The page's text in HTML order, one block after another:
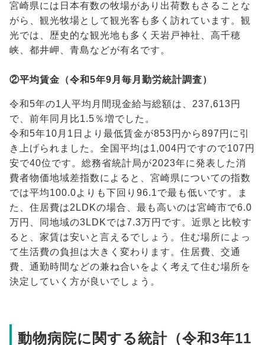
宮崎県には日本有数の牧場があり出荷数もさることな
がら、観光牧場として観光客も多く訪れています。観
光では、歴史的な観光地も多く天岩戸神社、高千穂
峡、都井岬、青島などが有名です。
②平均賃金（令和5年9月毎月勤労統計調査）
令和5年の1人平均月間現金給与総額は、237,613円
で、前年同月比1.5％増でした。
令和5年10月1日より最低賃金が853円から897円に引
き上げられました。全国平均は1,004円ですので107円
安で40位です。総務省統計局が2023年に発表した消
費者物価地域差指数によると、宮崎県についての指数
では平均100.0よりも下回り96.1で最も低いです。ま
た、住居費は2LDKの場合、最も高いのは宮崎市で6.0
万円、同地域の3LDKでは7.3万円です。近県と比較す
ると、家賃は安いと言えるでしょう。住む場所によっ
て生活費の負担は大きく変わります。住居費、交通
費、通勤時間などの兼ね合いをよく考えて住む場所を
決定していく方が良いでしょう。
動物病院に関する統計（令和3年11